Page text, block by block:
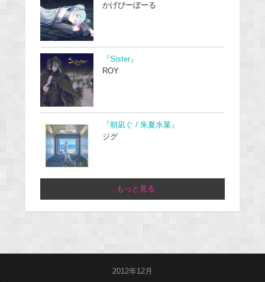
かげぴーぼーる
『Sister』
ROY
『朝凪ぐ / 朱夏氷菓』
ジグ
...もっと見る
2012年12月